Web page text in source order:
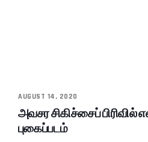
AUGUST 14, 2020
அவசர சிகிச்சைப் பிரிவில்
புகைப்படம்